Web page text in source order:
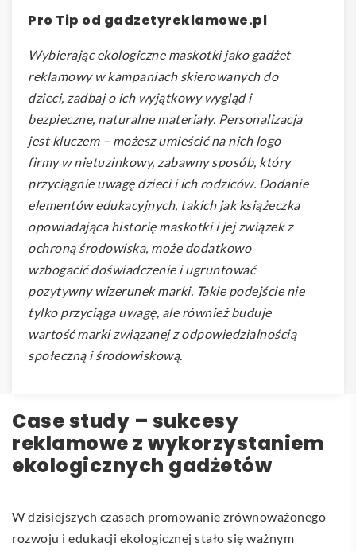
Pro Tip od gadzetyreklamowe.pl
Wybierając ekologiczne maskotki jako gadżet
reklamowy w kampaniach skierowanych do
dzieci, zadbaj o ich wyjątkowy wygląd i
bezpieczne, naturalne materiały. Personalizacja
jest kluczem – możesz umieścić na nich logo
firmy w nietuzinkowy, zabawny sposób, który
przyciągnie uwagę dzieci i ich rodziców. Dodanie
elementów edukacyjnych, takich jak książeczka
opowiadająca historię maskotki i jej związek z
ochroną środowiska, może dodatkowo
wzbogacić doświadczenie i ugruntować
pozytywny wizerunek marki. Takie podejście nie
tylko przyciąga uwagę, ale również buduje
wartość marki związanej z odpowiedzialnością
społeczną i środowiskową.
Case study – sukcesy
reklamowe z wykorzystaniem
ekologicznych gadżetów
W dzisiejszych czasach promowanie zrównoważonego
rozwoju i edukacji ekologicznej stało się ważnym